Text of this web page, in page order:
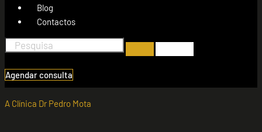
Blog
Contactos
Agendar consulta
A Clínica Dr Pedro Mota